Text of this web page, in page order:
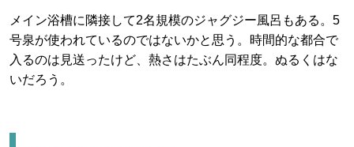
メイン浴槽に隣接して2名規模のジャグジー風呂もある。5
号泉が使われているのではないかと思う。時間的な都合で
入るのは見送ったけど、熱さはたぶん同程度。ぬるくはな
いだろう。